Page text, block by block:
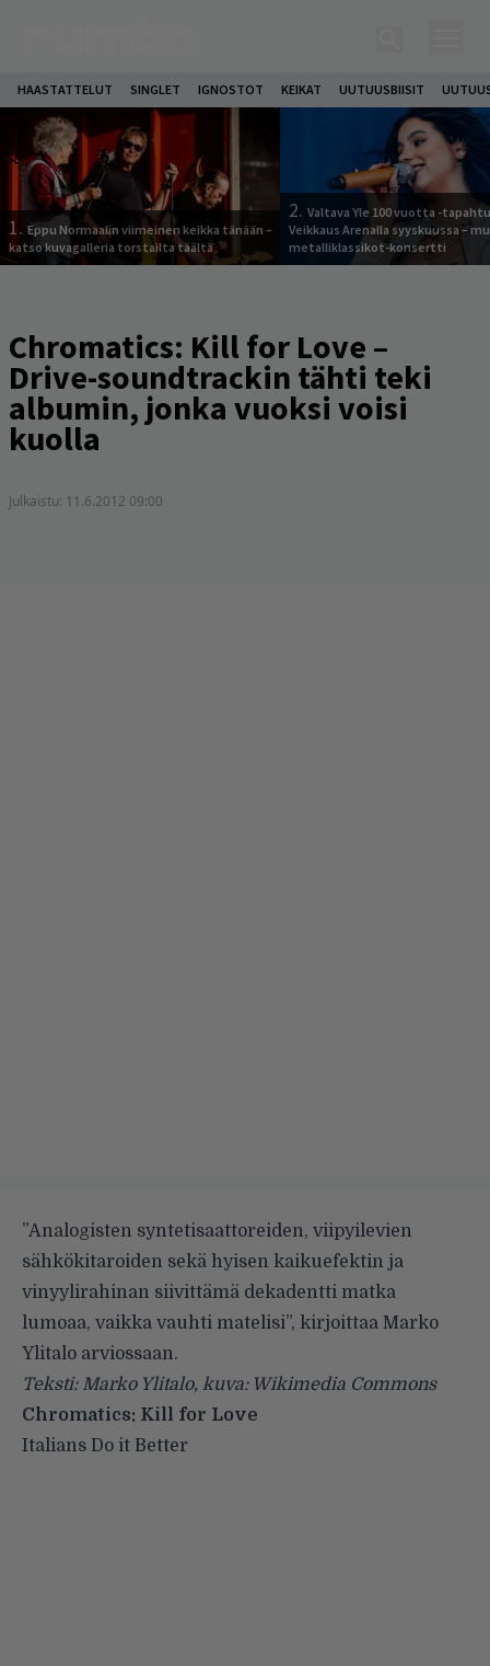
HAASTATTELUT SINGLET IGNOSTOT KEIKAT UUTUUSBIISIT
1. Eppu Normaalin viimeinen keikka tänään –
katso kuvagalleria torstailta täältä
2. Valtava Yle 100 vuotta -
Veikkaus Arenalla syyskuussa –
metalliklassikot-konsertti
Chromatics: Kill for Love –
Drive-soundtrackin tähti teki
albumin, jonka vuoksi voisi
kuolla
Julkaistu: 11.6.2012 09:00
”Analogisten syntetisaattoreiden, viipyilevien
sähkökitaroiden sekä hyisen kaikuefektin ja
vinyylirahinan siivittämä dekadentti matka
lumoaa, vaikka vauhti matelisi”, kirjoittaa Marko
Ylitalo arviossaan.
Teksti: Marko Ylitalo, kuva: Wikimedia Commons
Chromatics: Kill for Love
Italians Do it Better